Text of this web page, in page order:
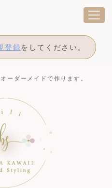
登録をしてください。
ーダーメイドで作ります。